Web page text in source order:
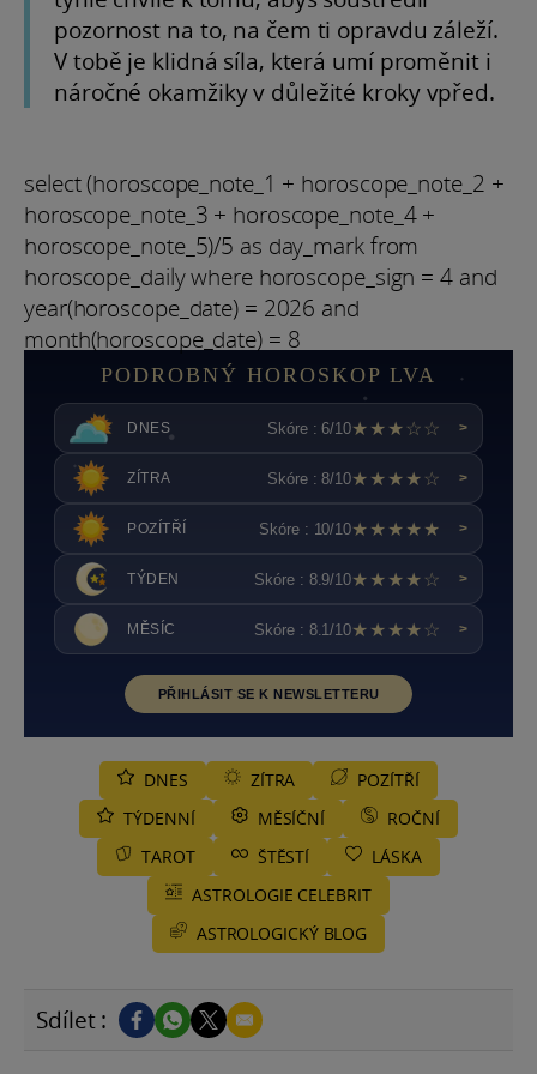
pozornost na to, na čem ti opravdu záleží.
V tobě je klidná síla, která umí proměnit i
náročné okamžiky v důležité kroky vpřed.
select (horoscope_note_1 + horoscope_note_2 +
horoscope_note_3 + horoscope_note_4 +
horoscope_note_5)/5 as day_mark from
horoscope_daily where horoscope_sign = 4 and
year(horoscope_date) = 2026 and
month(horoscope_date) = 8
PODROBNÝ HOROSKOP LVA
DNES Skóre : 6/10★★★☆☆ >
ZÍTRA Skóre : 8/10★★★★☆ >
POZÍTŘÍ Skóre : 10/10★★★★★ >
TÝDEN Skóre : 8.9/10★★★★☆ >
MĚSÍC Skóre : 8.1/10★★★★☆ >
PŘIHLÁSIT SE K NEWSLETTERU
DNES ZÍTRA
POZÍTŘÍ
TÝDENNÍ
MĚSÍČNÍ
ROČNÍ
TAROT
ŠTĚSTÍ
LÁSKA
ASTROLOGIE CELEBRIT
ASTROLOGICKÝ BLOG
Sdílet :